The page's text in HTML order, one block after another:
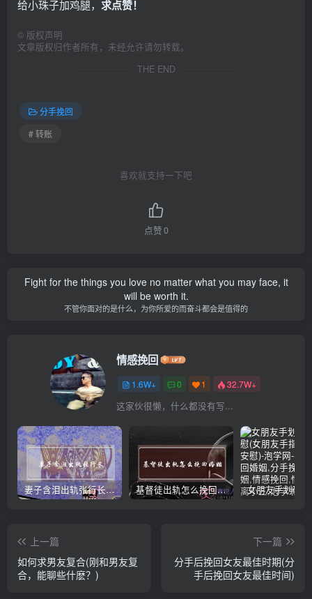
给小珠子加鸡腿， 求点赞！
© 版权声明
文章版权归作者所有，未经允许请勿转载。
THE END
分手挽回
# 转账
喜欢就支持一下吧
点赞0
Fight for the things you love no matter what you may face, it
will be worth it.
不管你面对的是什么，为你所爱的而奋斗都会是值得的
情感挽回
1.6W+ 0 1 32.7W+
这家伙很懒，什么都没有写...
妻子含泪出轨张行长 她说全都是因为家中 基督徒出轨怎么挽回婚姻(基督徒面对出轨婚姻)
上一篇
如何求男友复合(刚和男友复
合，能聊些什麽？)
下一篇
分手后挽回女友最佳时期(分
手后挽回女友最佳时间)